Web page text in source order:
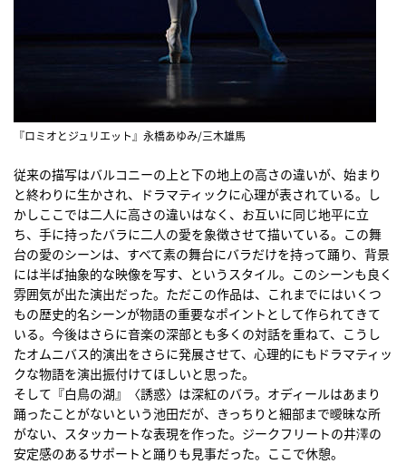
『ロミオとジュリエット』永橋あゆみ/三木雄馬
従来の描写はバルコニーの上と下の地上の高さの違いが、始まり
と終わりに生かされ、ドラマティックに心理が表されている。し
かしここでは二人に高さの違いはなく、お互いに同じ地平に立
ち、手に持ったバラに二人の愛を象徴させて描いている。この舞
台の愛のシーンは、すべて素の舞台にバラだけを持って踊り、背景
には半ば抽象的な映像を写す、というスタイル。このシーンも良く
雰囲気が出た演出だった。ただこの作品は、これまでにはいくつ
もの歴史的名シーンが物語の重要なポイントとして作られてきて
いる。今後はさらに音楽の深部とも多くの対話を重ねて、こうし
たオムニバス的演出をさらに発展させて、心理的にもドラマティッ
クな物語を演出振付けてほしいと思った。
そして『白鳥の湖』〈誘惑〉は深紅のバラ。オディールはあまり
踊ったことがないという池田だが、きっちりと細部まで曖昧な所
がない、スタッカートな表現を作った。ジークフリートの井澤の
安定感のあるサポートと踊りも見事だった。ここで休憩。